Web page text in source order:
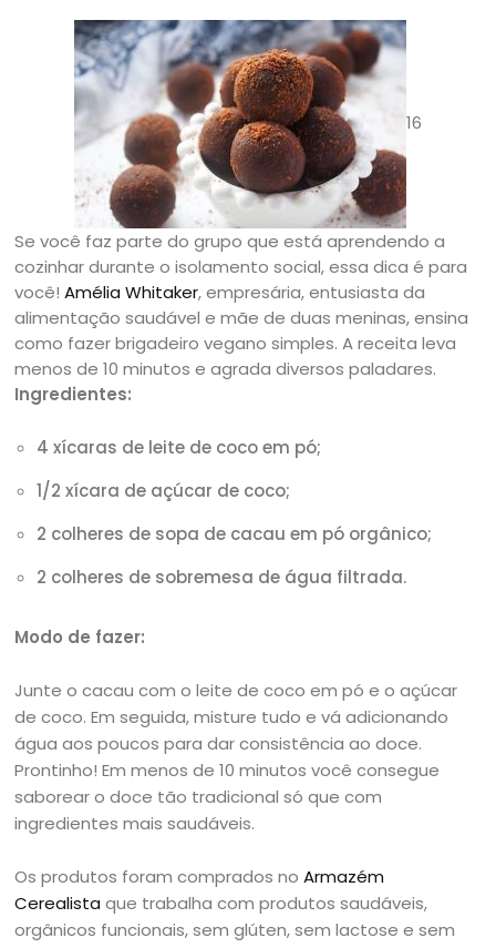
16
Se você faz parte do grupo que está aprendendo a
cozinhar durante o isolamento social, essa dica é para
você!Amélia Whitaker, empresária, entusiasta da
alimentação saudável e mãe de duas meninas, ensina
como fazer brigadeiro vegano simples. A receita leva
menos de 10 minutos e agrada diversos paladares.
Ingredientes:
4 xícaras de leite de coco em pó;
1/2 xícara de açúcar de coco;
2 colheres de sopa de cacau em pó orgânico;
2 colheres de sobremesa de água filtrada.
Modo de fazer:
Junte o cacau com o leite de coco em pó e o açúcar
de coco. Em seguida, misture tudo e vá adicionando
água aos poucos para dar consistência ao doce.
Prontinho! Em menos de 10 minutos você consegue
saborear o doce tão tradicional só que com
ingredientes mais saudáveis.
Os produtos foram comprados noArmazém
Cerealista que trabalha com produtos saudáveis,
orgânicos funcionais, sem glúten, sem lactose e sem